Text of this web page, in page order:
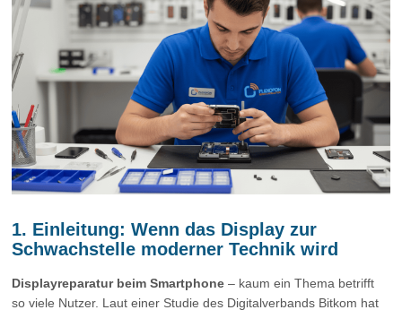
1. Einleitung: Wenn das Display zur
Schwachstelle moderner Technik wird
Displayreparatur beim Smartphone – kaum ein Thema betrifft
so viele Nutzer. Laut einer Studie des Digitalverbands Bitkom hat